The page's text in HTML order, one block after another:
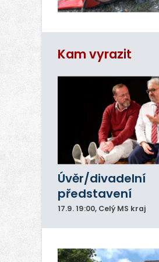
Kam vyrazit
Úvěr/divadelní
představení
17.9.19:00, Celý MS kraj